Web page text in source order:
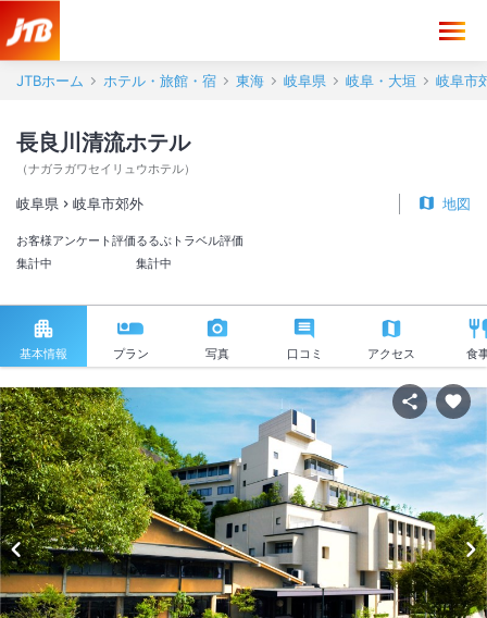
JTBホーム ホテル・旅館・宿 東海 岐阜県 岐阜・大垣 岐阜市
長良川清流ホテル
（ナガラガワセイリュウホテル）
岐阜県 岐阜市郊外 地図
お客様アンケート評価
集計中
るるぶトラベル評価
集計中
基本情報 プラン 写真 口コミ アクセス 食